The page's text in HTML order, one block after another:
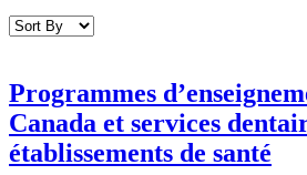
Programmes
Canada et services
établissements de santé